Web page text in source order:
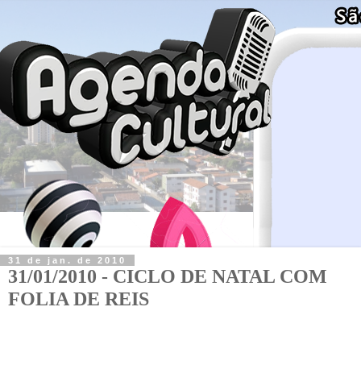
31 de jan. de 2010
31/01/2010 - CICLO DE NATAL COM
FOLIA DE REIS